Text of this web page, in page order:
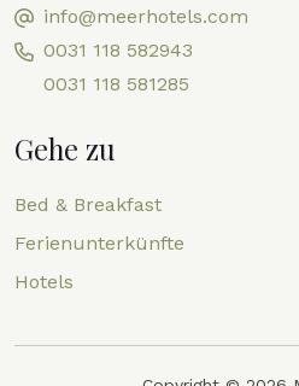
info@meerhotels.com
0031 118 582943
0031 118 581285
Gehe zu
Bed & Breakfast
Ferienunterkünfte
Hotels